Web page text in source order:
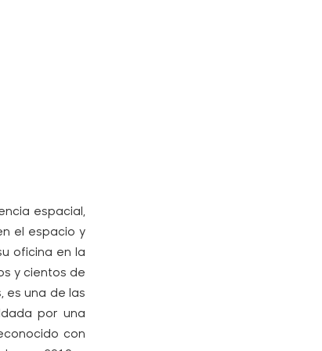
espacial,
el espacio y
oficina en la
y cientos de
es una de las
por una
con